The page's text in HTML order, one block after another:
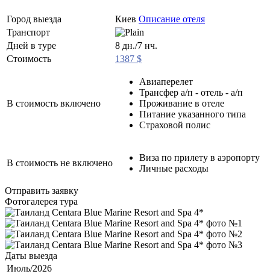
Город выезда Киев Описание отеля
Транспорт
Дней в туре
8 дн./7 нч.
Стоимость
1387 $
В стоимость включено
Авиаперелет
Трансфер а/п - отель - а/п
Проживание в отеле
Питание указанного типа
Страховой полис
В стоимость не включено
Виза по прилету в аэропорту
Личные расходы
Отправить заявку
Фотогалерея тура
Даты выезда
Июль/2026